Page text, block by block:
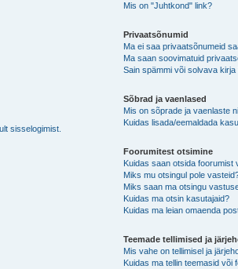
sisselogimist.
Mis on "Juhtkond" link?
Privaatsõnumid
Ma ei saa privaatsõnumeid
Ma saan soovimatuid
Sain spämmi või solvava
Sõbrad ja vaenlased
Mis on sõprade ja vaenlaste
Kuidas lisada/eemaldada
Foorumitest otsimine
Kuidas saan otsida foorumist
Miks mu otsingul pole
Miks saan ma otsingu
Kuidas ma otsin kasutajaid?
Kuidas ma leian omaenda
Teemade tellimised ja
Mis vahe on tellimisel ja
Kuidas ma tellin teemasid või